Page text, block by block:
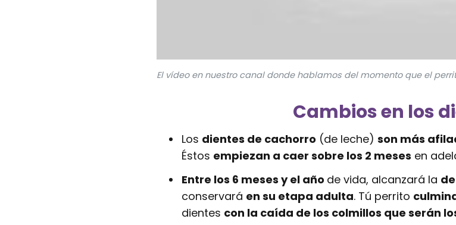
El vídeo en nuestro canal donde hablamos del momento que el
Cambios en los
Los dientes de cachorro (de leche) son más
Éstos empiezan a caer sobre los 2 meses en
Entre los 6 meses y el año de vida, alcanzará la
conservará en su etapa adulta. Tú perrito
dientes con la caída de los colmillos que serán